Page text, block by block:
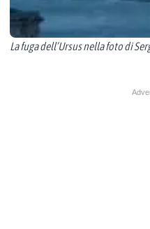
La fuga dell’Ursus nella foto di